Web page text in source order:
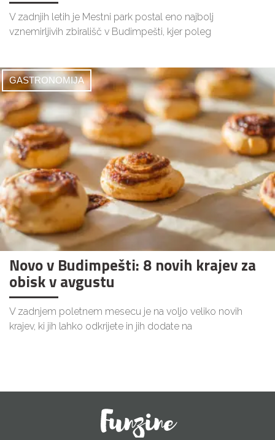
V zadnjih letih je Mestni park postal eno najbolj
vznemirljivih zbirališč v Budimpešti, kjer poleg
GASTRONOMIJA
Novo v Budimpešti: 8 novih krajev za
obisk v avgustu
V zadnjem poletnem mesecu je na voljo veliko novih
krajev, ki jih lahko odkrijete in jih dodate na